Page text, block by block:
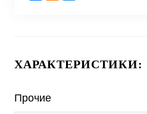
ХАРАКТЕРИСТИКИ:
Прочие